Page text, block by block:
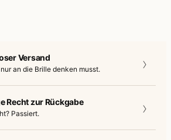
Versand
an die Brille denken musst.
Recht zur Rückgabe
Passiert.